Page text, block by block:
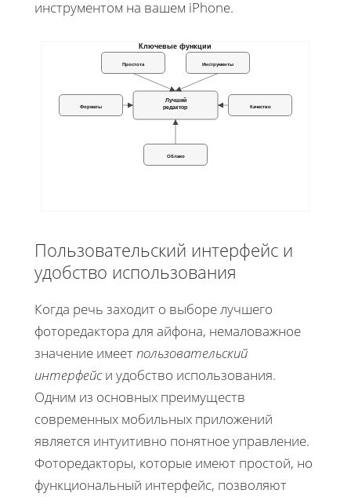
инструментом на вашем iPhone.
Ключевые функции
Простота Инструменты
Форматы Качество
Облако
Лучший
редактор
Пользовательский интерфейс и
удобство использования
Когда речь заходит о выборе лучшего
фоторедактора для айфона, немаловажное
значение имеетпользовательский
интерфейси удобство использования.
Одним из основных преимуществ
современных мобильных приложений
является интуитивно понятное управление.
Фоторедакторы, которые имеют простой, но
функциональный интерфейс, позволяют